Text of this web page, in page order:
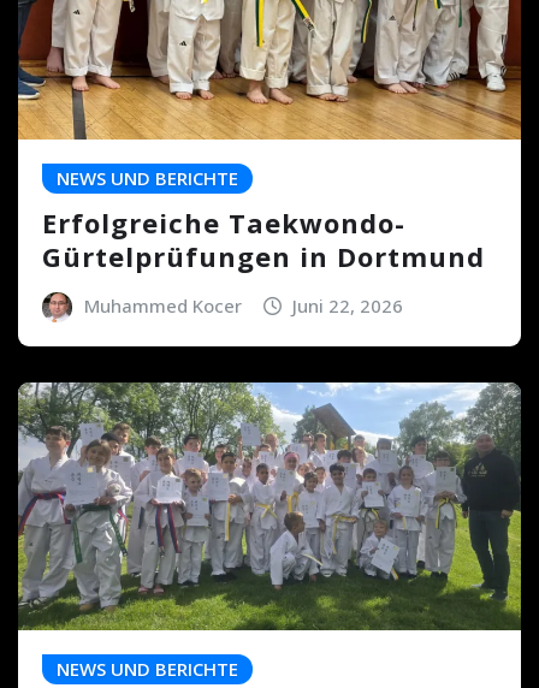
NEWS UND BERICHTE
Erfolgreiche Taekwondo-
Gürtelprüfungen in Dortmund
Muhammed Kocer Juni 22, 2026
NEWS UND BERICHTE